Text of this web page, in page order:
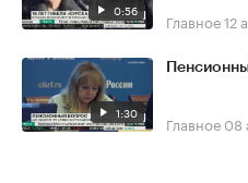
0:56 Главное12
1:30 Главное 08